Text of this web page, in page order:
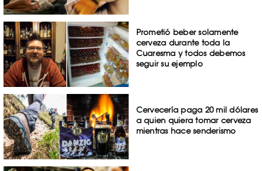
Prometió beber solamente
cerveza durante toda la
Cuaresma y todos debemos
seguir su ejemplo
Cervecería paga 20 mil dólares
a quien quiera tomar cerveza
mientras hace senderismo